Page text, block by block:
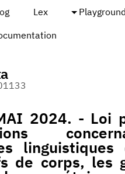
Lex
Playground
2024. - Loi
linguistiques
de corps, les